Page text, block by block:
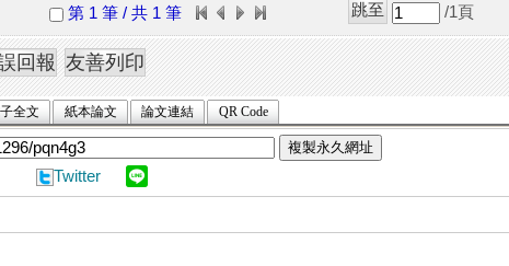
第 1 筆 / 共 1 筆 /1 頁
全文 紙本論文 論文連結 QR Code
複製永久網址
Twitter